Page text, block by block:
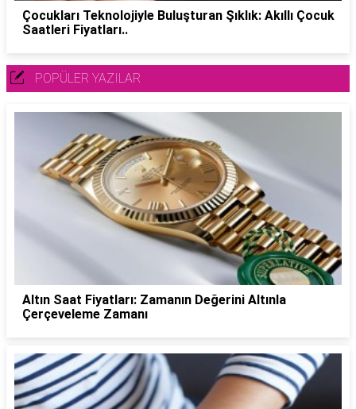
Çocukları Teknolojiyle Buluşturan Şıklık: Akıllı Çocuk
Saatleri Fiyatları..
POPÜLER YAZILAR
Altın Saat Fiyatları: Zamanın Değerini Altınla
Çerçeveleme Zamanı